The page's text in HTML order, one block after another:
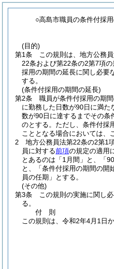
○高島市職員の条件付採
(目的)
第1条
この規則は、地方公務
22条および第22条の2第7項
採用の期間の延長に関し必要
する。
(条件付採用の期間の延長)
第2条
職員が条件付採用の期
に勤務した日数が90日に満た
数が90日に達するまでその条
のとする。 ただし、条件付採
こととなる場合においては、
2
地方公務員法第22条の2第1
員に対する前項の規定の適用
とあるのは「1月間」と、「
と、「条件付採用の期間の開
員の任期」とする。
(その他)
第3条
この規則の実施に関し
る。
付 則
この規則は、令和2年4月1日